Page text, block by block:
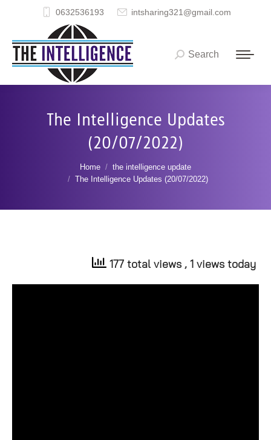
0632536193 intsharing321@gmail.com
Search:
Search
The Intelligence Updates
(20/07/2022)
Home
the intelligence update
The Intelligence Updates (20/07/2022)
177 total views , 1 views today